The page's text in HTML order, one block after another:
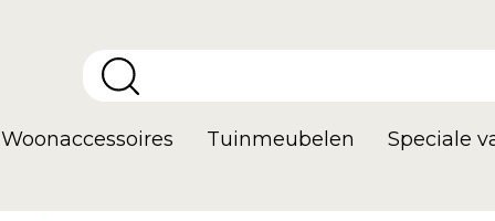
Woonaccessoires Tuinmeubelen Speciale